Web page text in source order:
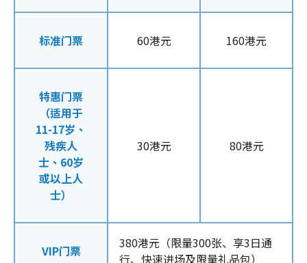
标准门票 60港元 160港元
特惠门票
（适用于
11-17岁、
残疾人
士、60岁
或以上人
士）
30港元 80港元
VIP门票
380港元（限量300张、享3日通
行、快速进场及限量礼品包）